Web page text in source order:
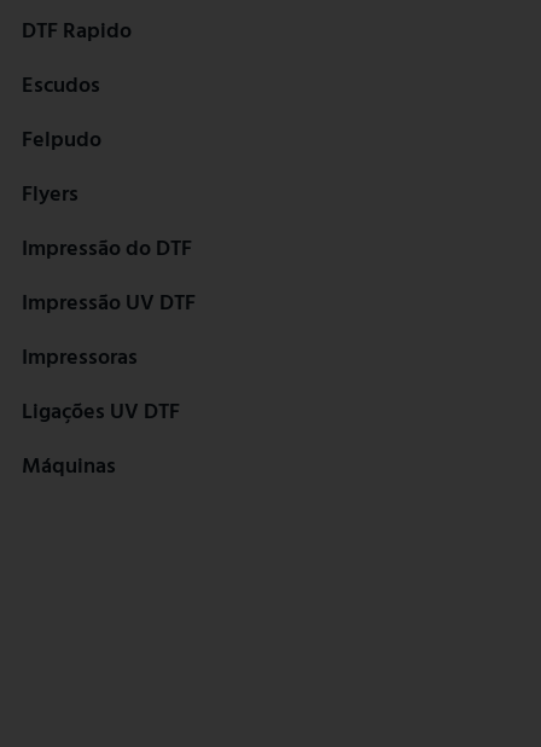
DTF Rapido
Escudos
Felpudo
Flyers
Impressão do DTF
Impressão UV DTF
Impressoras
Ligações UV DTF
Máquinas